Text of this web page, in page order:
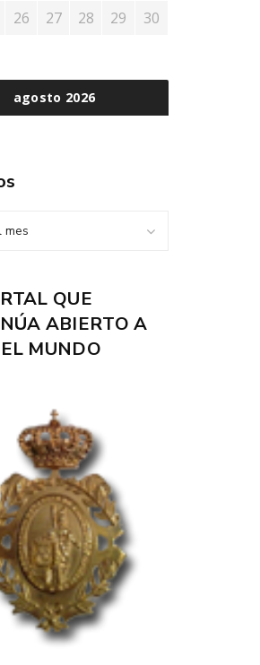
agosto 2026
26 27 28 29
30
mes
QUE
ABIERTO A
MUNDO